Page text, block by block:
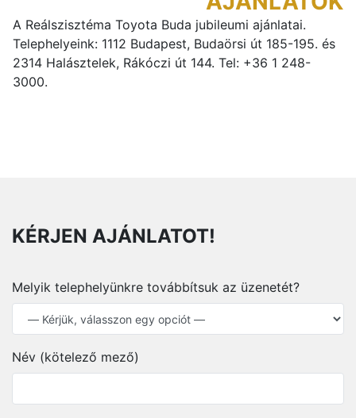
A Reálszisztéma Toyota Buda jubileumi ajánlatai.
Telephelyeink: 1112 Budapest, Budaörsi út 185-195. és
2314 Halásztelek, Rákóczi út 144. Tel: +36 1 248-
3000.
KÉRJEN AJÁNLATOT!
Melyik telephelyünkre továbbítsuk az üzenetét?
Név (kötelező mező)